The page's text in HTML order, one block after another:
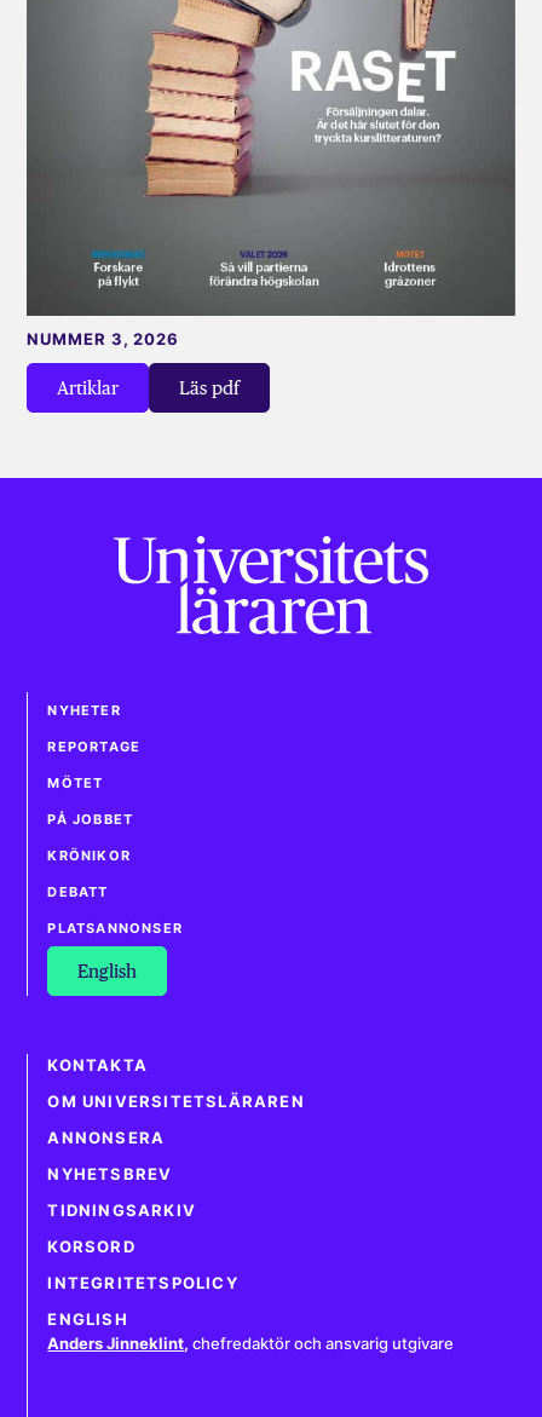
Artiklar Läs pdf
NUMMER 3, 2026
NYHETER
REPORTAGE
MÖTET
PÅ JOBBET
KRÖNIKOR
DEBATT
PLATSANNONSER
English
KONTAKTA
OM UNIVERSITETSLÄRAREN
ANNONSERA
NYHETSBREV
TIDNINGSARKIV
KORSORD
INTEGRITETSPOLICY
ENGLISH
Anders Jinneklint, chefredaktör och ansvarig utgivare